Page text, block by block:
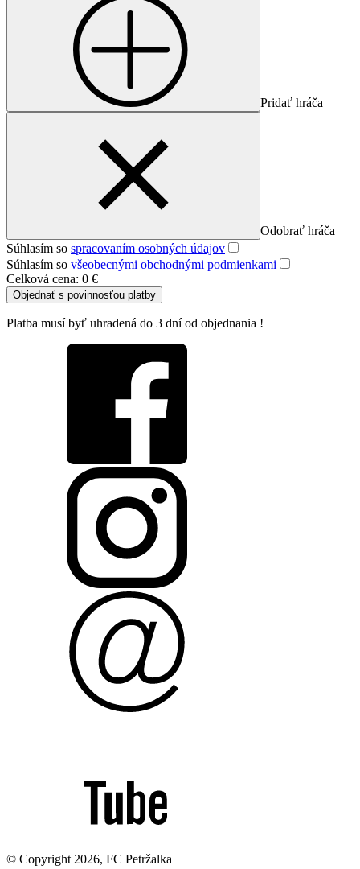
Pridať hráča
Odobrať hráča
Súhlasím so spracovaním osobných údajov
Súhlasím so všeobecnými obchodnými podmienkami
Celková cena: 0 €
Objednať s povinnosťou platby
Platba musí byť uhradená do 3 dní od objednania !
© Copyright 2026, FC Petržalka